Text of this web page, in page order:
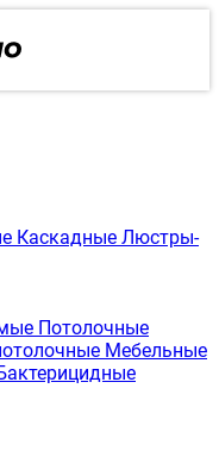
Каскадные Люстры-
Потолочные
Мебельные